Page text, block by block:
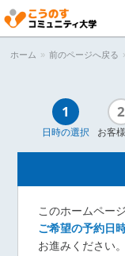
こうのすコ
大学
ホーム » 前のページへ戻る
1
日時の選択
2
お客
このホームペー
ご希望の予約日
お進みください。